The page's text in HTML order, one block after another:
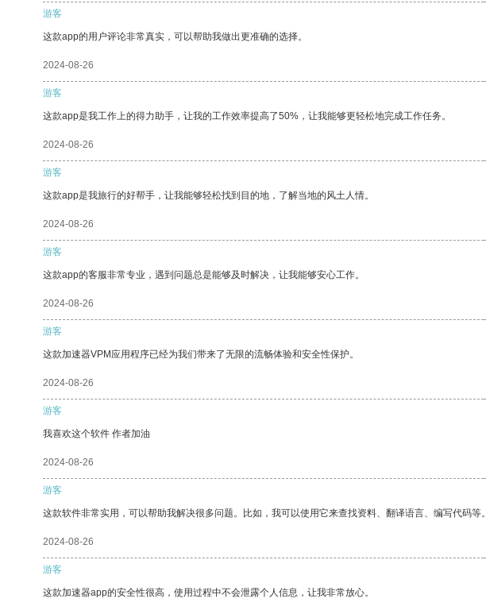
游客
这款app的用户评论非常真实，可以帮助我做出更准确的选择。
2024-08-26
游客
这款app是我工作上的得力助手，让我的工作效率提高了50%，让我能够更轻松地完成工作任务。
2024-08-26
游客
这款app是我旅行的好帮手，让我能够轻松找到目的地，了解当地的风土人情。
2024-08-26
游客
这款app的客服非常专业，遇到问题总是能够及时解决，让我能够安心工作。
2024-08-26
游客
这款加速器VPM应用程序已经为我们带来了无限的流畅体验和安全性保护。
2024-08-26
游客
我喜欢这个软件 作者加油
2024-08-26
游客
这款软件非常实用，可以帮助我解决很多问题。比如，我可以使用它来查找资料、翻译语言、编写代码等。
2024-08-26
游客
这款加速器app的安全性很高，使用过程中不会泄露个人信息，让我非常放心。